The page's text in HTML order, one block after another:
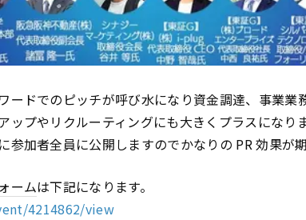
ードでのピッチが呼び水になり資金調達、事業業
ップやリクルーティングにも大きくプラスになり
参加者全員に公開しますのでかなりの PR 効果が期
ームは下記になります。
4214862/view